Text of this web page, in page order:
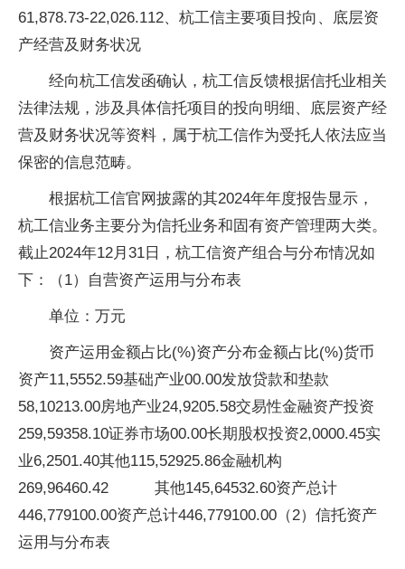
61,878.73-22,026.112、杭工信主要项目投向、底层资
产经营及财务状况
经向杭工信发函确认，杭工信反馈根据信托业相关
法律法规，涉及具体信托项目的投向明细、底层资产经
营及财务状况等资料，属于杭工信作为受托人依法应当
保密的信息范畴。
根据杭工信官网披露的其2024年年度报告显示，
杭工信业务主要分为信托业务和固有资产管理两大类。
截止2024年12月31日，杭工信资产组合与分布情况如
下：（1）自营资产运用与分布表
单位：万元
资产运用金额占比(%)资产分布金额占比(%)货币
资产11,5552.59基础产业00.00发放贷款和垫款
58,10213.00房地产业24,9205.58交易性金融资产投资
259,59358.10证券市场00.00长期股权投资2,0000.45实
业6,2501.40其他115,52925.86金融机构
269,96460.42 其他145,64532.60资产总计
446,779100.00资产总计446,779100.00（2）信托资产
运用与分布表